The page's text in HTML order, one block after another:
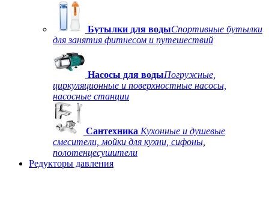
Бутылки для водыСпортивные бутылки
для занятия фитнесом и путешествий
Насосы для водыПогружные,
циркуляционные и поверхностные насосы,
насосные станции
Сантехника Кухонные и душевые
смесители, мойки для кухни, сифоны,
полотенцесушители
Редукторы давления